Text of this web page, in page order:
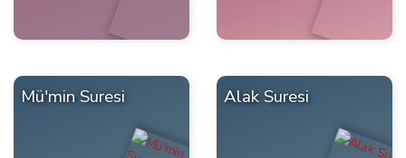
Mü'min Suresi Alak Suresi